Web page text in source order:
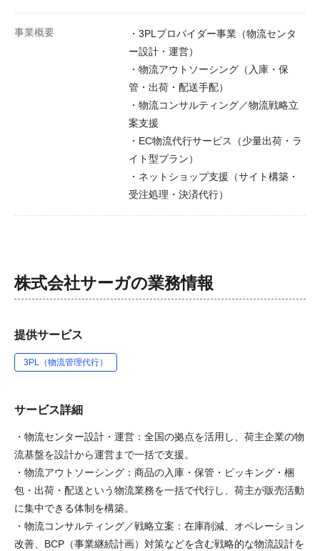
事業概要
・3PLプロバイダー事業（物流センタ
ー設計・運営）
・物流アウトソーシング（入庫・保
管・出荷・配送手配）
・物流コンサルティング／物流戦略立
案支援
・EC物流代行サービス（少量出荷・ラ
イト型プラン）
・ネットショップ支援（サイト構築・
受注処理・決済代行）
株式会社サーガの業務情報
提供サービス
3PL（物流管理代行）
サービス詳細
・物流センター設計・運営：全国の拠点を活用し、荷主企業の物
流基盤を設計から運営まで一括で支援。
・物流アウトソーシング：商品の入庫・保管・ピッキング・梱
包・出荷・配送という物流業務を一括で代行し、荷主が販売活動
に集中できる体制を構築。
・物流コンサルティング／戦略立案：在庫削減、オペレーション
改善、BCP（事業継続計画）対策などを含む戦略的な物流設計を